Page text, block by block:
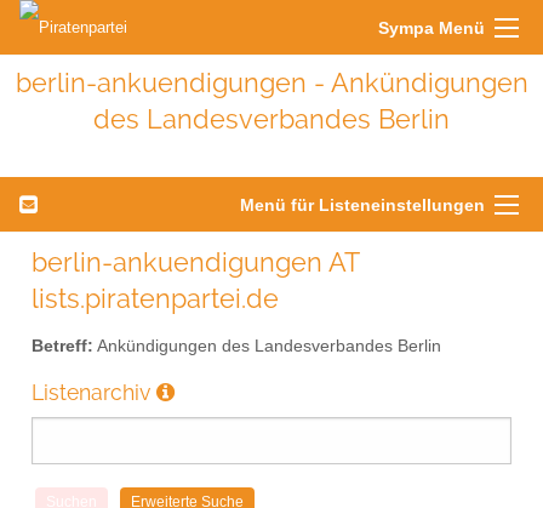
Sympa Menü
berlin-ankuendigungen - Ankündigungen
des Landesverbandes Berlin
Menü für Listeneinstellungen
berlin-ankuendigungen AT
lists.piratenpartei.de
Betreff: Ankündigungen des Landesverbandes Berlin
Listenarchiv